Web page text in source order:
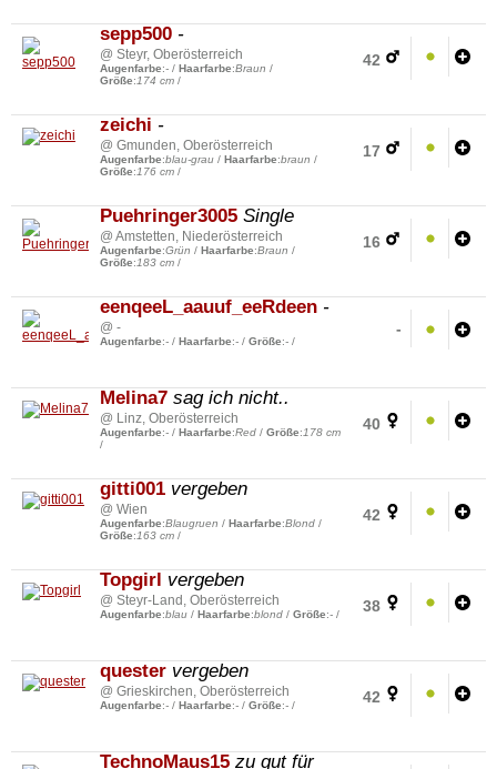
42
sepp500 -
@ Steyr, Oberösterreich
Augenfarbe:- / Haarfarbe:Braun /
Größe:174 cm /
17
zeichi -
@ Gmunden, Oberösterreich
Augenfarbe:blau-grau / Haarfarbe:braun /
Größe:176 cm /
16
Puehringer3005 Single
@ Amstetten, Niederösterreich
Augenfarbe:Grün / Haarfarbe:Braun /
Größe:183 cm /
-
eenqeeL_aauuf_eeRdeen -
@ -
Augenfarbe:- / Haarfarbe:- / Größe:- /
40
Melina7 sag ich nicht..
@ Linz, Oberösterreich
Augenfarbe:- / Haarfarbe:Red / Größe:178 cm
/
42
gitti001 vergeben
@ Wien
Augenfarbe:Blaugruen / Haarfarbe:Blond /
Größe:163 cm /
38
Topgirl vergeben
@ Steyr-Land, Oberösterreich
Augenfarbe:blau / Haarfarbe:blond / Größe:- /
42
quester vergeben
@ Grieskirchen, Oberösterreich
Augenfarbe:- / Haarfarbe:- / Größe:- /
TechnoMaus15 zu gut für